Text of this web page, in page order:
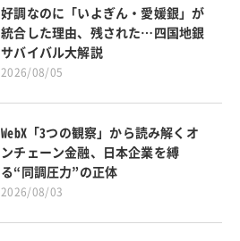
好調なのに「いよぎん・愛媛銀」が
統合した理由、残された…四国地銀
サバイバル大解説
2026/08/05
WebX「3つの観察」から読み解くオ
ンチェーン金融、日本企業を縛
る“同調圧力”の正体
2026/08/03